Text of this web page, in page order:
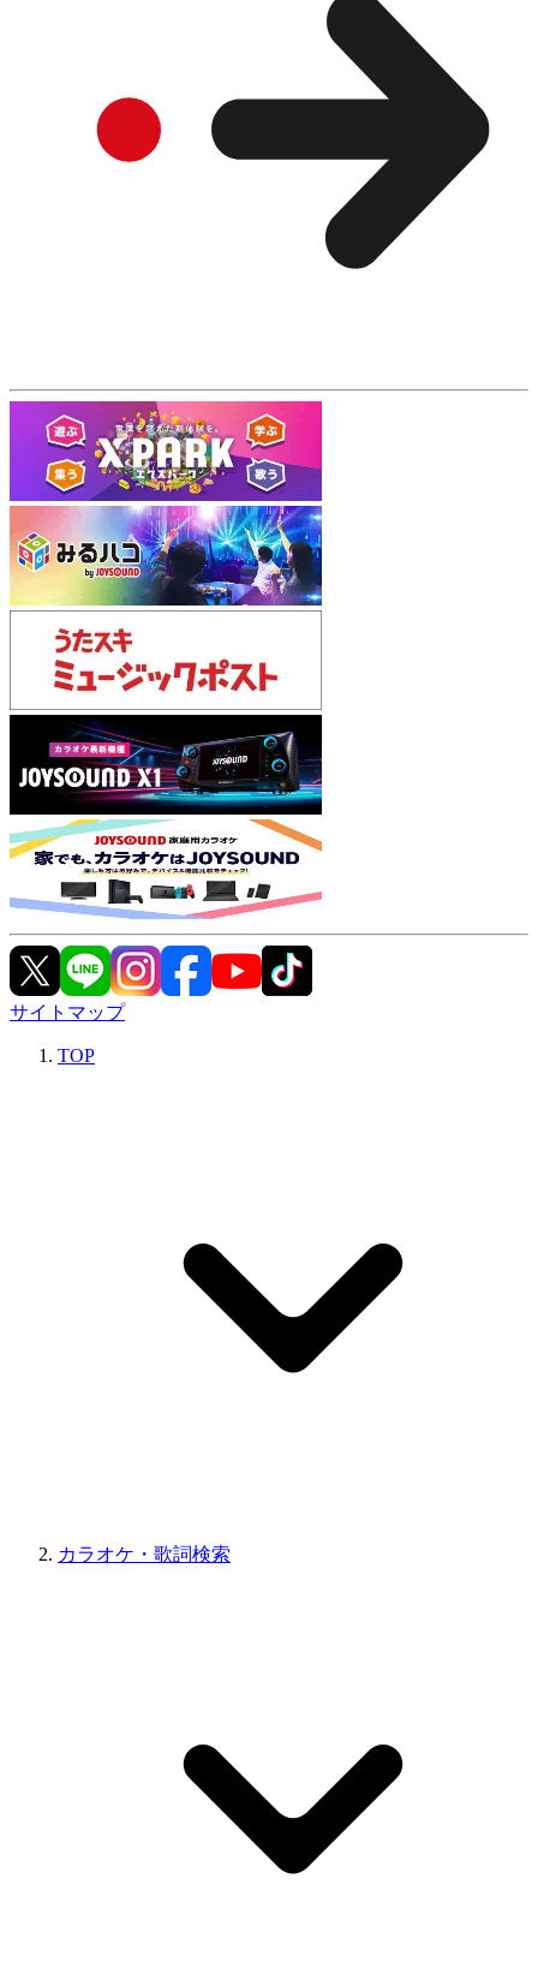
サイトマップ
TOP
カラオケ・歌詞検索